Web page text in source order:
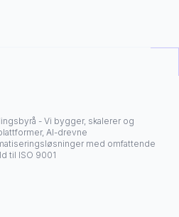
- Vi bygger, skalerer og
AI-drevne
med omfattende
til ISO 9001